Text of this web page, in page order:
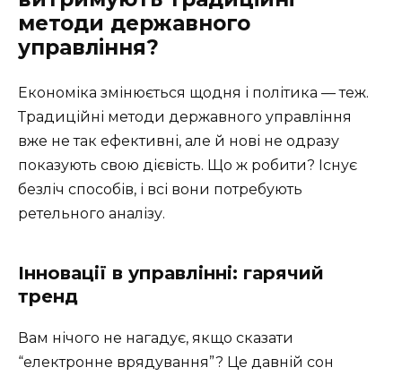
методи державного
управління?
Економіка змінюється щодня і політика — теж.
Традиційні методи державного управління
вже не так ефективні, але й нові не одразу
показують свою дієвість. Що ж робити? Існує
безліч способів, і всі вони потребують
ретельного аналізу.
Інновації в управлінні: гарячий
тренд
Вам нічого не нагадує, якщо сказати
“електронне врядування”? Це давній сон